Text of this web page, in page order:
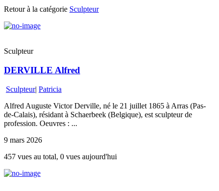
Retour à la catégorie Sculpteur
Sculpteur
DERVILLE Alfred
Sculpteur| Patricia
Alfred Auguste Victor Derville, né le 21 juillet 1865 à Arras (Pas-
de-Calais), résidant à Schaerbeek (Belgique), est sculpteur de
profession. Oeuvres : ...
9 mars 2026
457 vues au total, 0 vues aujourd'hui